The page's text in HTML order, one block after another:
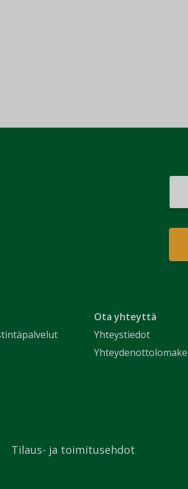
Ota yhteyttä
Yhteystiedot
Yhteydenottolomake
Tilaus- ja toimitusehdot